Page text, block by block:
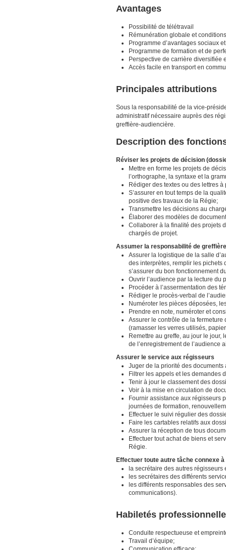
Avantages
Possibilité de télétravail
Rémunération globale et
Programme d’avantages sociaux
Programme de formation et de
Perspective de carrière diversifiée
Accès facile en transport en
Principales attributions
Sous la responsabilité de la vice-
administratif nécessaire auprès des
greffière-audiencière.
Description des
Réviser les projets de décision
Mettre en forme les projets de
l’orthographe, la syntaxe et la
Rédiger des textes ou des lettres
S’assurer en tout temps de la
positive des travaux de la Régie;
Transmettre les décisions au
Élaborer des modèles de
Collaborer à la finalité des projets
chargés de projet.
Assumer la responsabilité de
Assurer la logistique de la salle
des interprètes, remplir les pichets
s’assurer du bon fonctionnement
Ouvrir l’audience par la lecture du
Procéder à l’assermentation des
Rédiger le procès-verbal de
Numéroter les pièces déposées,
Prendre en note, numéroter et
Assurer le contrôle de la
(ramasser les verres utilisés,
Remettre au greffe, au jour le jour,
de l’enregistrement de l’audience
Assurer le service aux régisseurs
Juger de la priorité des documents
Filtrer les appels et les demandes
Tenir à jour le classement des
Voir à la mise en circulation de
Fournir assistance aux régisseurs
journées de formation,
Effectuer le suivi régulier des
Faire les cartables relatifs aux
Assurer la réception de tous
Effectuer tout achat de biens et
Régie.
Effectuer toute autre tâche connexe
la secrétaire des autres
les secrétaires des différents
les différents responsables des
communications).
Habiletés
Conduite respectueuse et
Travail d’équipe;